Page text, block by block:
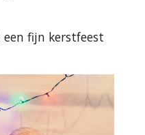
fijn kerstfeest